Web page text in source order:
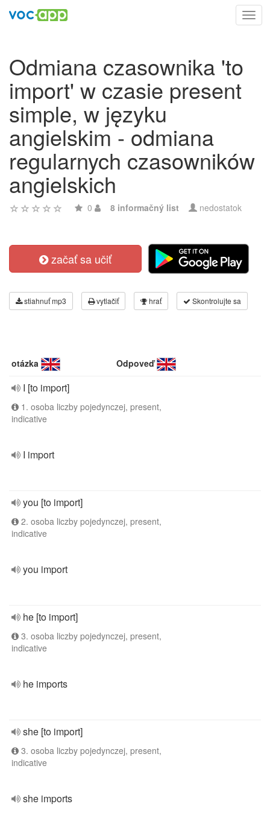
Odmiana czasownika 'to
import' w czasie present
simple, w języku
angielskim - odmiana
regularnych czasowników
angielskich
0 8 informačný list nedostatok
začať sa učiť
stiahnuť mp3 vytlačiť hrať Skontrolujte sa
otázka Odpoveď
I [to import]
1. osoba liczby pojedynczej, present,
indicative
I import
you [to import]
2. osoba liczby pojedynczej, present,
indicative
you import
he [to import]
3. osoba liczby pojedynczej, present,
indicative
he imports
she [to import]
3. osoba liczby pojedynczej, present,
indicative
she imports